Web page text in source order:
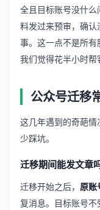
全且目标账号没什
料发过来预审，确
事。这一点不是所
我们觉得花半小时帮
公众号迁移
这几年遇到的奇葩
少踩坑。
迁移期间能发文章
迁移开始之后， 原账
复消息。目标账号